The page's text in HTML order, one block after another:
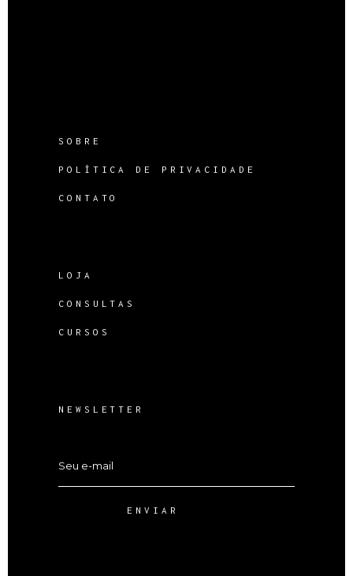
SOBRE
POLÍTICA DE PRIVACIDADE
CONTATO
LOJA
CONSULTAS
CURSOS
NEWSLETTER
ENVIAR